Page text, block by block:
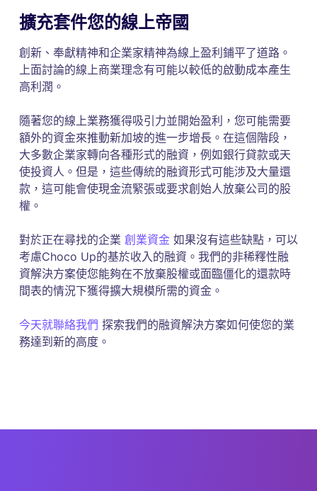
擴充套件您的線上帝國
創新、奉獻精神和企業家精神為線上盈利鋪平了道路。
上面討論的線上商業理念有可能以較低的啟動成本產生
高利潤。
隨著您的線上業務獲得吸引力並開始盈利，您可能需要
額外的資金來推動新加坡的進一步增長。在這個階段，
大多數企業家轉向各種形式的融資，例如銀行貸款或天
使投資人。但是，這些傳統的融資形式可能涉及大量還
款，這可能會使現金流緊張或要求創始人放棄公司的股
權。
對於正在尋找的企業 創業資金如果沒有這些缺點，可以
考慮Choco Up的基於收入的融資。我們的非稀釋性融
資解決方案使您能夠在不放棄股權或面臨僵化的還款時
間表的情況下獲得擴大規模所需的資金。
今天就聯絡我們 探索我們的融資解決方案如何使您的業
務達到新的高度。